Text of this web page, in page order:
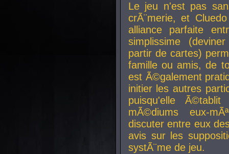
Le jeu n'est pas
crÃ¨merie, et
alliance parfaite
simplissime
partir de cartes)
famille ou amis, de
est Ã©galement
initier les autres
puisqu'elle
mÃ©diums eux-
discuter entre eux
avis sur les
systÃ¨me de jeu.